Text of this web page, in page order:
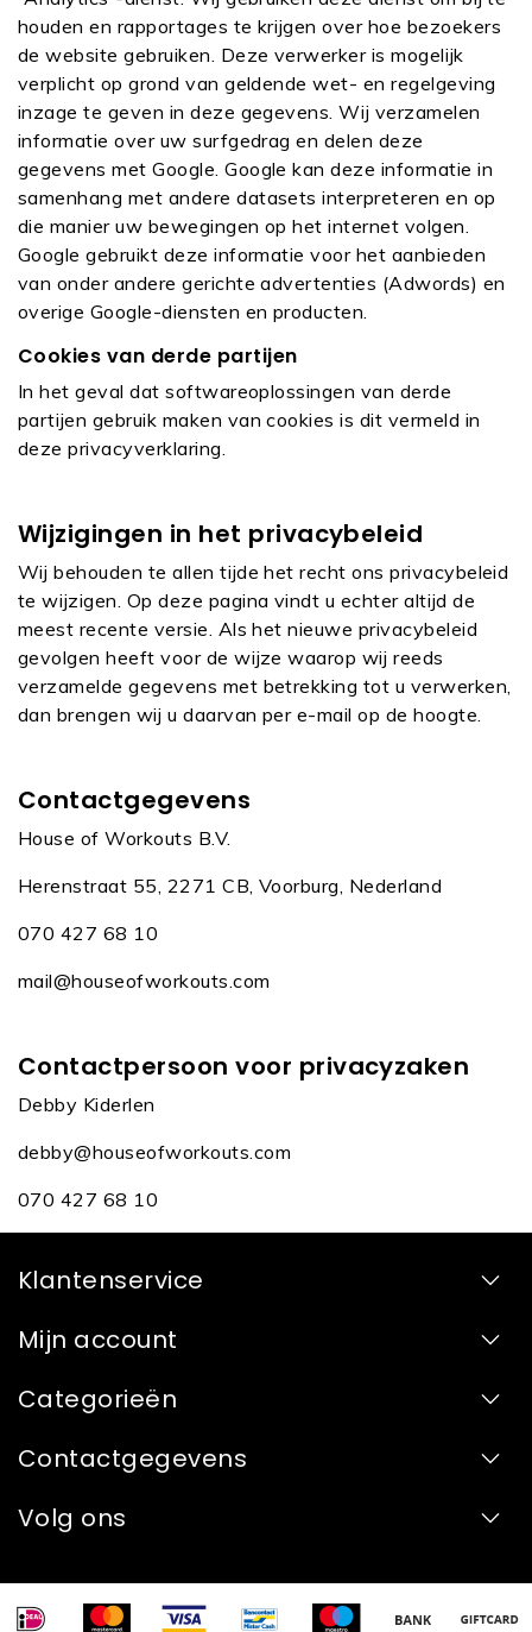
houden en rapportages te krijgen over hoe bezoekers
de website gebruiken. Deze verwerker is mogelijk
verplicht op grond van geldende wet- en regelgeving
inzage te geven in deze gegevens. Wij verzamelen
informatie over uw surfgedrag en delen deze
gegevens met Google. Google kan deze informatie in
samenhang met andere datasets interpreteren en op
die manier uw bewegingen op het internet volgen.
Google gebruikt deze informatie voor het aanbieden
van onder andere gerichte advertenties (Adwords) en
overige Google-diensten en producten.
Cookies van derde partijen
In het geval dat softwareoplossingen van derde
partijen gebruik maken van cookies is dit vermeld in
deze privacyverklaring.
Wijzigingen in het privacybeleid
Wij behouden te allen tijde het recht ons privacybeleid
te wijzigen. Op deze pagina vindt u echter altijd de
meest recente versie. Als het nieuwe privacybeleid
gevolgen heeft voor de wijze waarop wij reeds
verzamelde gegevens met betrekking tot u verwerken,
dan brengen wij u daarvan per e-mail op de hoogte.
Contactgegevens
House of Workouts B.V.
Herenstraat 55, 2271 CB, Voorburg, Nederland
070 427 68 10
mail@houseofworkouts.com
Contactpersoon voor privacyzaken
Debby Kiderlen
debby@houseofworkouts.com
070 427 68 10
Klantenservice
Mijn account
Categorieën
Contactgegevens
Volg ons